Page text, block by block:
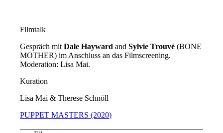
Filmtalk
Gespräch mitDale Hayward andSylvie Trouvé (BONE
MOTHER) im Anschluss an das Filmscreening.
Moderation: Lisa Mai.
Kuration
Lisa Mai & Therese Schnöll
PUPPET MASTERS (2020)